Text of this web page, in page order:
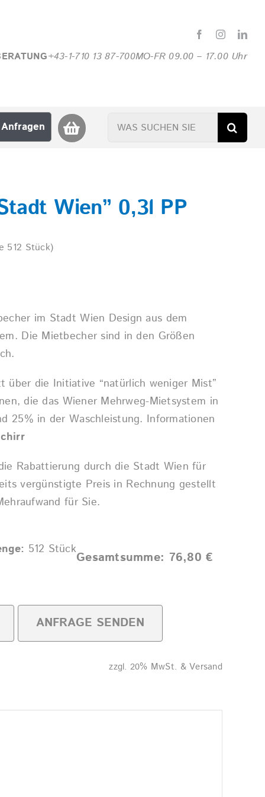
+43-1-710 13 87-700MO-FR 09.00 – 17.00 Uhr
Anfragen
Suche
Wien” 0,3l PP
512 Stück)
im Stadt Wien Design aus dem
Die Mietbecher sind in den Größen
die Initiative “natürlich weniger Mist”
die das Wiener Mehrweg-Mietsystem in
25% in der Waschleistung. Informationen
Rabattierung durch die Stadt Wien für
vergünstigte Preis in Rechnung gestellt
für Sie.
Gesamtsumme: 76,80€
512 Stück
ANFRAGE SENDEN
zzgl. 20% MwSt. & Versand